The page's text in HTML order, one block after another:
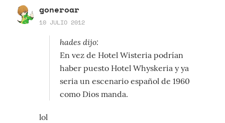
goneroar
10 JULIO 2012
hades dijo:
En vez de Hotel Wisteria podrían
haber puesto Hotel Whyskeria y ya
seria un escenario español de 1960
como Dios manda.
lol